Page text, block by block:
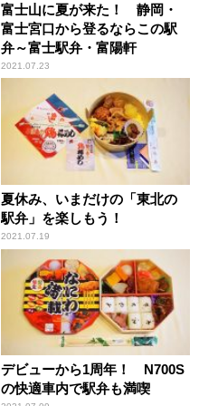
富士山に夏が来た！ 静岡・
富士宮口から登るならこの駅
弁～富士駅弁・富陽軒
2021.07.23
夏休み、いまだけの「東北の
駅弁」を楽しもう！
2021.07.19
デビューから1周年！ N700S
の快適車内で駅弁も満喫